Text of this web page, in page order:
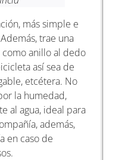
más simple e
trae una
como anillo al dedo
así sea de
etcétera. No
la humedad,
al agua, ideal para
además,
en caso de